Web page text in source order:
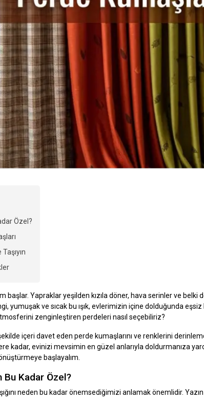
Özel?
Yapraklar yeşilden kızıla döner, hava serinler ve belki
yumuşak ve sıcak bu ışık, evlerimizin içine dolduğunda eşsiz
zenginleştiren perdeleri nasıl seçebiliriz?
şekilde içeri davet eden perde kumaşlarını ve renklerini
kadar, evinizi mevsimin en güzel anlarıyla doldurmanıza
başlayalım.
Bu Kadar Özel?
neden bu kadar önemsediğimizi anlamak önemlidir. Yazın